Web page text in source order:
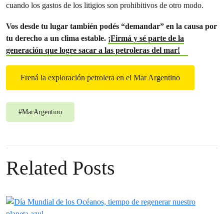
cuando los gastos de los litigios son prohibitivos de otro modo.
Vos desde tu lugar también podés “demandar” en la causa por
tu derecho a un clima estable. ¡Firmá y sé parte de la
generación que logre sacar a las petroleras del mar!
Frená la exploración petrolera en el Mar Argentino
#MarArgentino
Related Posts